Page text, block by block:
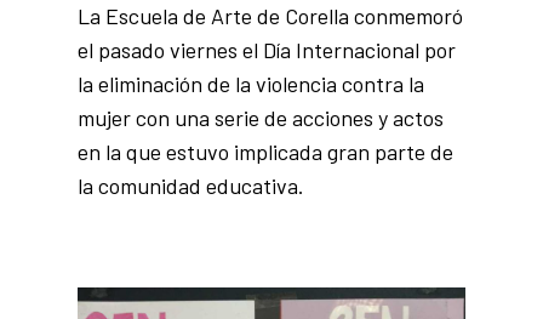
La Escuela de Arte de Corella conmemoró
el pasado viernes el Día Internacional por
la eliminación de la violencia contra la
mujer con una serie de acciones y actos
en la que estuvo implicada gran parte de
la comunidad educativa.